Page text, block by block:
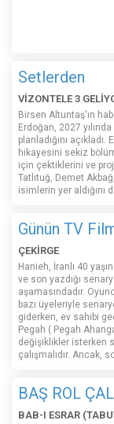
Setlerden
VİZONTELE 3
Birsen Altuntaş'ın
Erdoğan, 2027
planladığını
hikayesini sekiz
için çektiklerini ve
Tatlıtuğ, Demet
isimlerin yer aldığını
Günün TV
ÇEKİRGE
Hanieh, İranlı 40
ve son yazdığı
aşamasındadır.
bazı üyeleriyle
giderken, ev sahibi
Pegah ( Pegah
değişiklikler isterken
çalışmalıdır. Ancak,
BAŞ ROL
BAB-I ESRAR